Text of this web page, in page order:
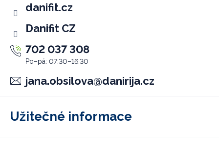
jana.obsilova@danirija.cz
702 037 308
Danifit CZ
danifit.cz
Užitečné informace